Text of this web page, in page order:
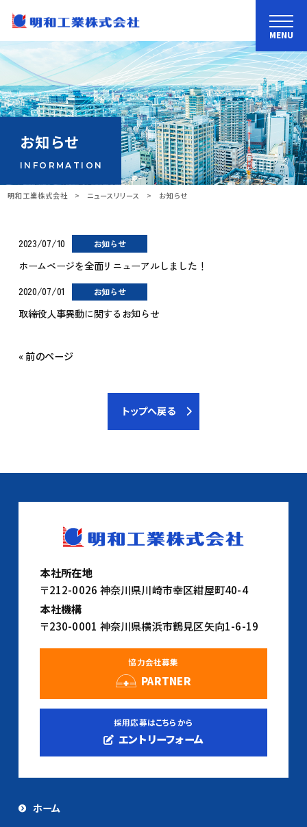
MENU
お知らせ
INFORMATION
明和工業株式会社 > ニュースリリース > お知らせ
お知らせ
2023/07/10
ホームページを全面リニューアルしました！
お知らせ
2020/07/01
取締役人事異動に関するお知らせ
« 前のページ
トップへ戻る
本社所在地
〒212-0026 神奈川県川崎市幸区紺屋町40-4
本社機構
〒230-0001 神奈川県横浜市鶴見区矢向1-6-19
協力会社募集
PARTNER
採用応募はこちらから
エントリーフォーム
ホーム